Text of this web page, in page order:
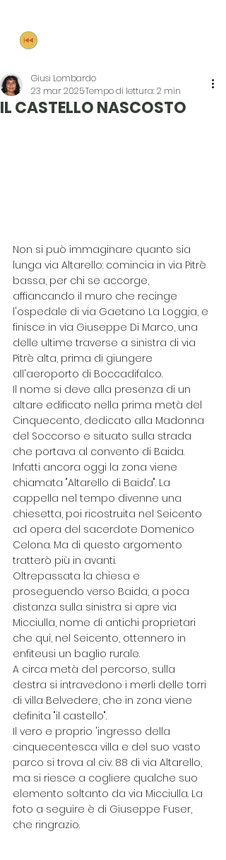
IL CASTELLO NASCOSTO
Giusi Lombardo
23 mar 2025Tempo di lettura: 2 min
Non si può immaginare quanto sia
lunga via Altarello: comincia in via Pitrè
bassa, per chi se accorge,
affiancando il muro che recinge
l'ospedale di via Gaetano La Loggia, e
finisce in via Giuseppe Di Marco, una
delle ultime traverse a sinistra di via
Pitrè alta, prima di giungere
all'aeroporto di Boccadifalco.
Il nome si deve alla presenza di un
altare edificato nella prima metà del
Cinquecento, dedicato alla Madonna
del Soccorso e situato sulla strada
che portava al convento di Baida.
Infatti ancora oggi la zona viene
chiamata "Altarello di Baida". La
cappella nel tempo divenne una
chiesetta, poi ricostruita nel Seicento
ad opera del sacerdote Domenico
Celona. Ma di questo argomento
tratterò più in avanti.
Oltrepassata la chiesa e
proseguendo verso Baida, a poca
distanza sulla sinistra si apre via
Micciulla, nome di antichi proprietari
che qui, nel Seicento, ottennero in
enfiteusi un baglio rurale.
A circa metà del percorso, sulla
destra si intravedono i merli delle torri
di villa Belvedere, che in zona viene
definita "il castello".
Il vero e proprio 'ingresso della
cinquecentesca villa e del suo vasto
parco si trova al civ. 88 di via Altarello,
ma si riesce a cogliere qualche suo
elemento soltanto da via Micciulla. La
foto a seguire è di Giuseppe Fuser,
che ringrazio.